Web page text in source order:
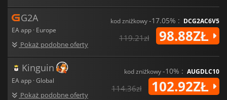
G2A
EA app · Europe
Pokaż podobne oferty
kod zniżkowy-17.05% : DCG2AC6V5
119.21zł 98.88ZŁ
Kinguin
EA app · Global
Pokaż podobne oferty
kod zniżkowy-10% : AUGDLC10
114.36zł 102.92ZŁ